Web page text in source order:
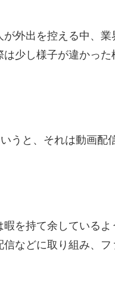
外出を控える中、
少し様子が違かった
うと、それは動画配
を持て余している
などに取り組み、フ